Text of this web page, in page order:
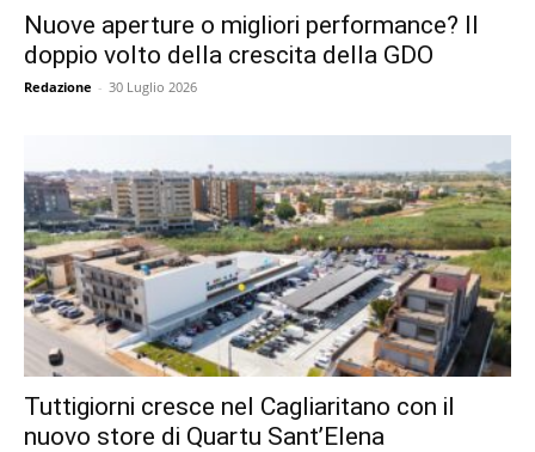
Nuove aperture o migliori performance? Il
doppio volto della crescita della GDO
Redazione - 30 Luglio 2026
Tuttigiorni cresce nel Cagliaritano con il
nuovo store di Quartu Sant’Elena